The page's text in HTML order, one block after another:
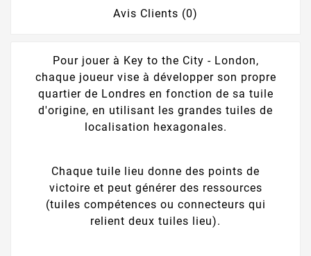
Avis Clients (0)
Pour jouer à Key to the City - London,
chaque joueur vise à développer son propre
quartier de Londres en fonction de sa tuile
d'origine, en utilisant les grandes tuiles de
localisation hexagonales.
Chaque tuile lieu donne des points de
victoire et peut générer des ressources
(tuiles compétences ou connecteurs qui
relient deux tuiles lieu).